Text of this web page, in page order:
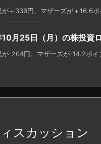
が＋336円、マザーズが＋16.6
月25日（月）の株投資
が-204円。マザーズが-14.2ポ
スカッション